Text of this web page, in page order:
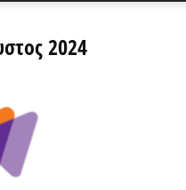
2024